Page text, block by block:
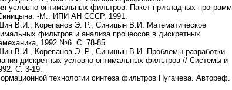
условно оптимальных фильтров: Пакет прикладных программ
-М.: ИПИ АН СССР, 1991.
В.И., Корепанов Э. Р., Синицын В.И. Математическое
фильтров и анализа процессов в дискретных
1992.№6. С. 78-85.
В.И., Корепанов Э. Р., Синицын В.И. Проблемы разработки
дискретных условно оптимальных фильтров // Системы и
С. 3-19.
технологии синтеза фильтров Пугачева. Автореф.